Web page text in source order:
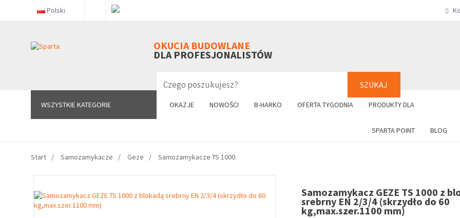
Polski
OKUCIA BUDOWLANE
DLA PROFESJONALISTÓW
SZUKAJ
WSZYSTKIE KATEGORIE OKAZJE NOWOŚCI B-HARKO OFERTA TYGODNIA PRODUKTY DLA
SPARTA POINT BLOG
WSZYSTKIE KATEGORIE +48 61
Start Samozamykacze Geze Samozamykacze TS 1000
Samozamykacz GEZE TS 1000 z
srebrny EN 2/3/4 (skrzydło do 60
kg,max.szer.1100 mm)